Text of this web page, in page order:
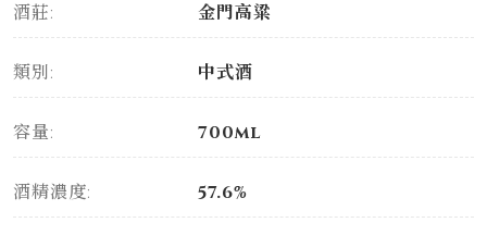
酒莊: 金門高粱
類別: 中式酒
容量: 700ml
酒精濃度: 57.6%